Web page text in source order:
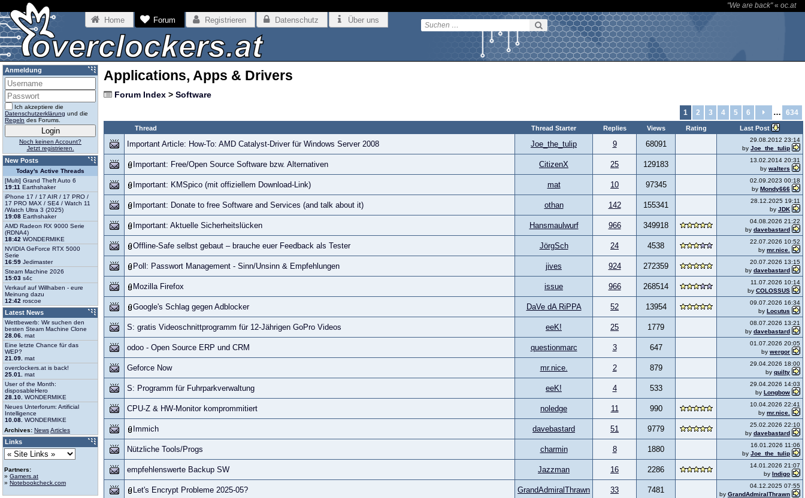
"We are back"« oc.at
Home Forum Registrieren Datenschutz Über uns
Applications, Apps & Drivers
Forum Index > Software
1 2 3 4 5 6 … 634
Thread Thread Starter Replies Views Rating Last Post
Important Article: How-To: AMD Catalyst-Driver für Windows Server 2008 Joe_the_tulip 9 68091
29.08.2012 23:14
by Joe_the_tulip
Important: Free/Open Source Software bzw. Alternativen CitizenX 25 129183
13.02.2014 20:31
by walters
Important: KMSpico (mit offiziellem Download-Link) mat 10 97345
02.09.2023 00:18
by Mondy666
Important: Donate to free Software and Services (and talk about it) othan 142 155341
28.12.2025 19:11
by JDK
Important: Aktuelle Sicherheitslücken Hansmaulwurf 966 349918
04.08.2026 21:22
by davebastard
Offline-Safe selbst gebaut – brauche euer Feedback als Tester JörgSch 24 4538
22.07.2026 10:52
by mr.nice.
Poll: Passwort Management - Sinn/Unsinn & Empfehlungen jives 924 272359
20.07.2026 13:15
by davebastard
Mozilla Firefox issue 966 268514
11.07.2026 10:14
by COLOSSUS
Google's Schlag gegen Adblocker DaVe dA RiPPA 52 13954
09.07.2026 16:34
by Locutus
S: gratis Videoschnittprogramm für 12-Jährigen GoPro Videos eeK! 25 1779
08.07.2026 13:21
by davebastard
odoo - Open Source ERP und CRM questionmarc 3 647
01.07.2026 20:05
by wergor
Geforce Now mr.nice. 2 879
29.04.2026 18:00
by quilty
S: Programm für Fuhrparkverwaltung eeK! 4 533
29.04.2026 14:03
by Longbow
CPU-Z & HW-Monitor komprommitiert noledge 11 990
10.04.2026 22:41
by mr.nice.
Immich davebastard 51 9779
25.02.2026 22:10
by davebastard
Nützliche Tools/Progs charmin 8 1880
16.01.2026 11:06
by Joe_the_tulip
empfehlenswerte Backup SW Jazzman 16 2286
14.01.2026 21:07
by Indigo
Let's Encrypt Probleme 2025-05? GrandAdmiralThrawn 33 7481
04.12.2025 07:55
by GrandAdmiralThrawn
Anmeldung
Ich akzeptiere die
Datenschutzerklärung und die
Regeln des Forums.
Noch keinen Account?
Jetzt registrieren.
New Posts
Today's Active Threads
[Multi] Grand Theft Auto 6
19:11 Earthshaker
iPhone 17 / 17 AIR / 17 PRO /
17 PRO MAX / SE4 / Watch 11
/Watch Ultra 3 (2025)
19:08 Earthshaker
AMD Radeon RX 9000 Serie
(RDNA4)
18:42 WONDERMIKE
NVIDIA GeForce RTX 5000
Serie
16:59 Jedimaster
Steam Machine 2026
15:03 s4c
Verkauf auf Willhaben - eure
Meinung dazu
12:42 roscoe
Latest News
Wettbewerb: Wir suchen den
besten Steam Machine Clone
28.06. mat
Eine letzte Chance für das
WEP?
21.09. mat
overclockers.at is back!
25.01.
mat
User of the Month:
disposableHero
28.10. WONDERMIKE
Neues Unterforum: Artificial
Intelligence
10.08. WONDERMIKE
Archives: NewsArticles
Links
Partners:
» Gamers.at
» Notebookcheck.com